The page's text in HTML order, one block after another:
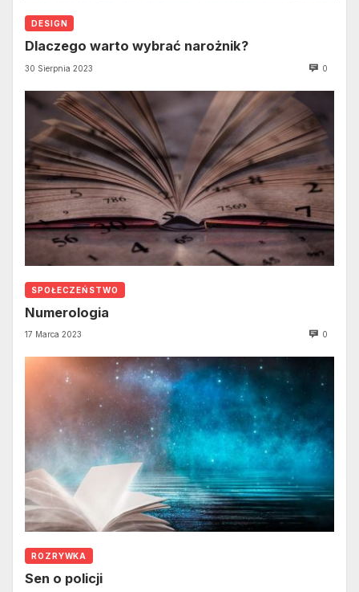
DESIGN
Dlaczego warto wybrać narożnik?
30 Sierpnia 2023 0
SPOŁECZEŃSTWO
Numerologia
17 Marca 2023 0
ROZRYWKA
Sen o policji